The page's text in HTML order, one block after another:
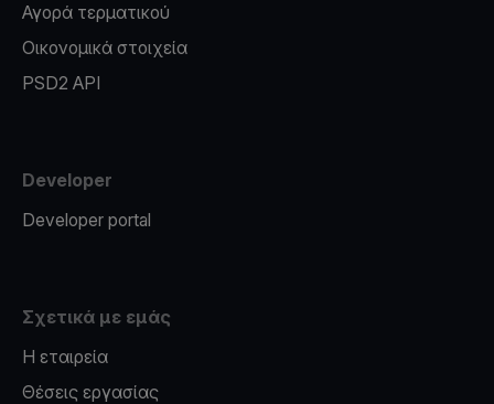
Αγορά τερματικού
Οικονομικά στοιχεία
PSD2 API
Developer
Developer portal
Σχετικά με εμάς
Η εταιρεία
Θέσεις εργασίας